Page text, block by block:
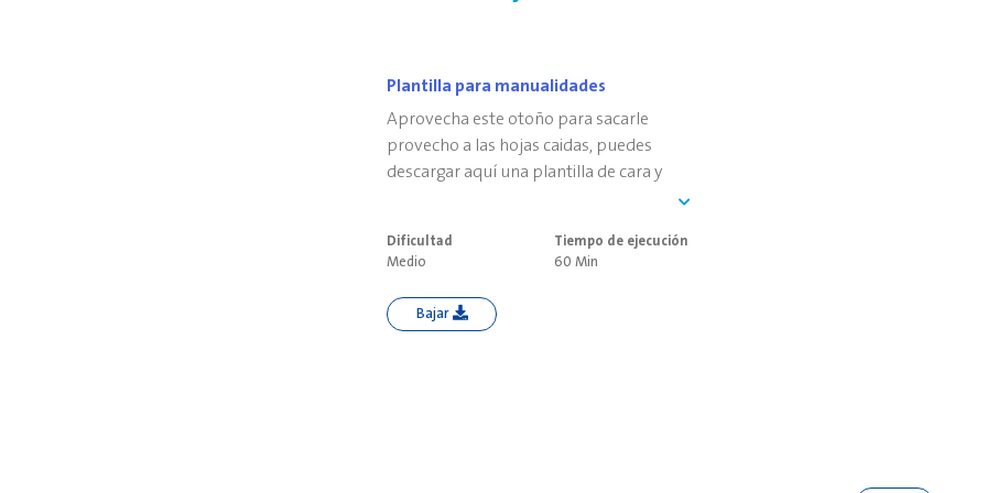
Plantilla para manualidades
Aprovecha este otoño para sacarle
provecho a las hojas caidas, puedes
descargar aquí una plantilla de cara y
Dificultad
Medio
Tiempo de ejecución
60 Min
Bajar